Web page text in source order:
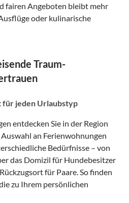
fairen Angeboten bleibt mehr
oder kulinarische
Traum-
für jeden Urlaubstyp
entdecken Sie in der Region
an Ferienwohnungen
Bedürfnisse – von
das Domizil für Hundebesitzer
für Paare. So finden
zu Ihrem persönlichen